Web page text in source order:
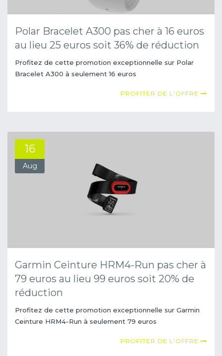
Polar Bracelet A300 pas cher à 16 euros
au lieu 25 euros soit 36% de réduction
Profitez de cette promotion exceptionnelle sur Polar
Bracelet A300 à seulement 16 euros
PROFITER DE L'OFFRE
16
Aug
Garmin Ceinture HRM4-Run pas cher à
79 euros au lieu 99 euros soit 20% de
réduction
Profitez de cette promotion exceptionnelle sur Garmin
Ceinture HRM4-Run à seulement 79 euros
PROFITER DE L'OFFRE